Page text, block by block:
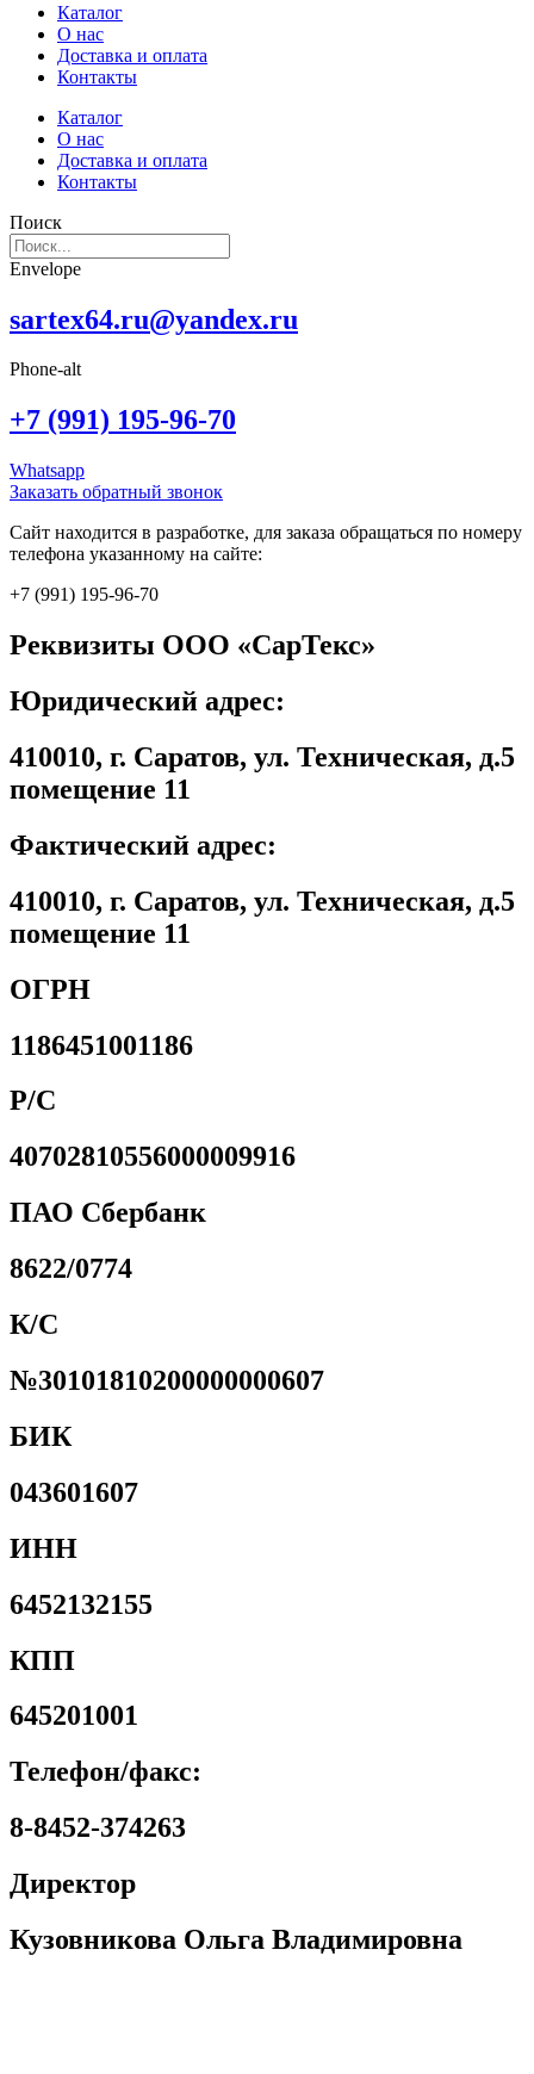
Каталог
О нас
Доставка и оплата
Контакты
Каталог
О нас
Доставка и оплата
Контакты
Поиск
Envelope
sartex64.ru@yandex.ru
Phone-alt
+7 (991) 195-96-70
Whatsapp
Заказать обратный звонок
Сайт находится в разработке, для заказа обращаться по номеру
телефона указанному на сайте:
+7 (991) 195-96-70
Реквизиты ООО «СарТекс»
Юридический адрес:
410010, г. Саратов, ул. Техническая, д.5
помещение 11
Фактический адрес:
410010, г. Саратов, ул. Техническая, д.5
помещение 11
ОГРН
1186451001186
Р/С
40702810556000009916
ПАО Сбербанк
8622/0774
К/С
№30101810200000000607
БИК
043601607
ИНН
6452132155
КПП
645201001
Телефон/факс:
8-8452-374263
Директор
Кузовникова Ольга Владимировна